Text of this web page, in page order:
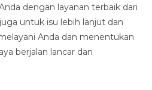
dengan layanan terbaik dari
untuk isu lebih lanjut dan
Anda dan menentukan
berjalan lancar dan